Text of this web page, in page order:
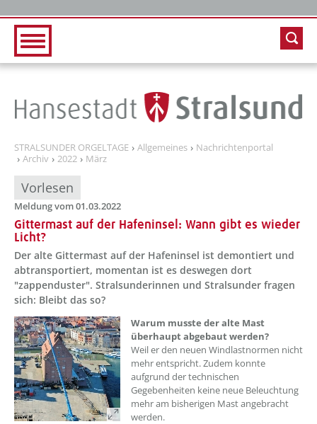
STRALSUNDER ORGELTAGE Allgemeines
Nachrichtenportal
Archiv
2022 März
Vorlesen
Meldung vom 01.03.2022
Gittermast auf der Hafeninsel: Wann gibt es wieder
Licht?
Der alte Gittermast auf der Hafeninsel ist demontiert und
abtransportiert, momentan ist es deswegen dort
"zappenduster". Stralsunderinnen und Stralsunder fragen
sich: Bleibt das so?
??? absaetzeOben[1]/titel ???
Warum musste der alte Mast
überhaupt abgebaut werden?
Weil er den neuen Windlastnormen nicht
mehr entspricht. Zudem konnte
aufgrund der technischen
Gegebenheiten keine neue Beleuchtung
mehr am bisherigen Mast angebracht
werden.